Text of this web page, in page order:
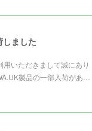
ました
いただきまして誠にあり
製品の一部入荷があ…